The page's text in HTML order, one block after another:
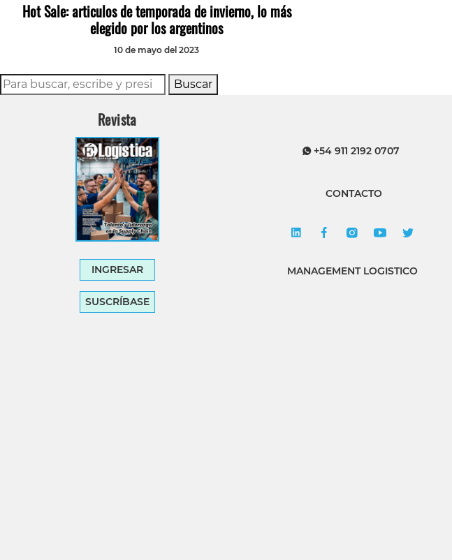
Hot Sale: articulos de temporada de invierno, lo más
elegido por los argentinos
10 de mayo del 2023
Buscar
Revista
INGRESAR
SUSCRÍBASE
+54 911 2192 0707
CONTACTO
MANAGEMENT LOGISTICO